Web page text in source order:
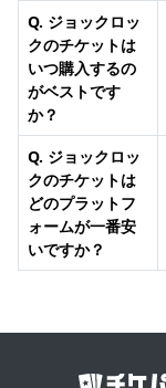
Q. ジョックロッ
クのチケットは
いつ購入するの
がベストです
か？
Q. ジョックロッ
クのチケットは
どのプラットフ
ォームが一番安
いですか？